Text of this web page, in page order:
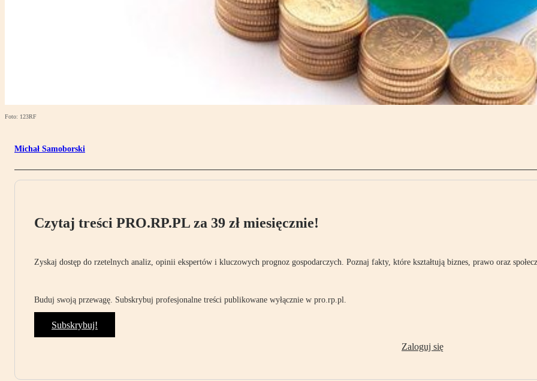
Foto: 123RF
Michał Samoborski
Czytaj treści PRO.RP.PL za 39 zł miesięcznie!
Zyskaj dostęp do rzetelnych analiz, opinii ekspertów i kluczowych prognoz gospodarczych. Poznaj fakty, które kształtują biznes, prawo oraz
Buduj swoją przewagę. Subskrybuj profesjonalne treści publikowane wyłącznie w pro.rp.pl.
Subskrybuj!
Zaloguj się